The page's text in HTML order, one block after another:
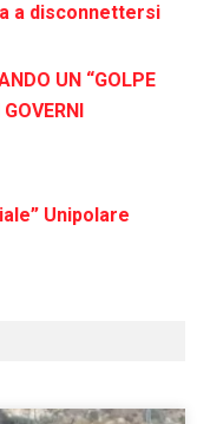
a disconnettersi
UN “GOLPE
Unipolare